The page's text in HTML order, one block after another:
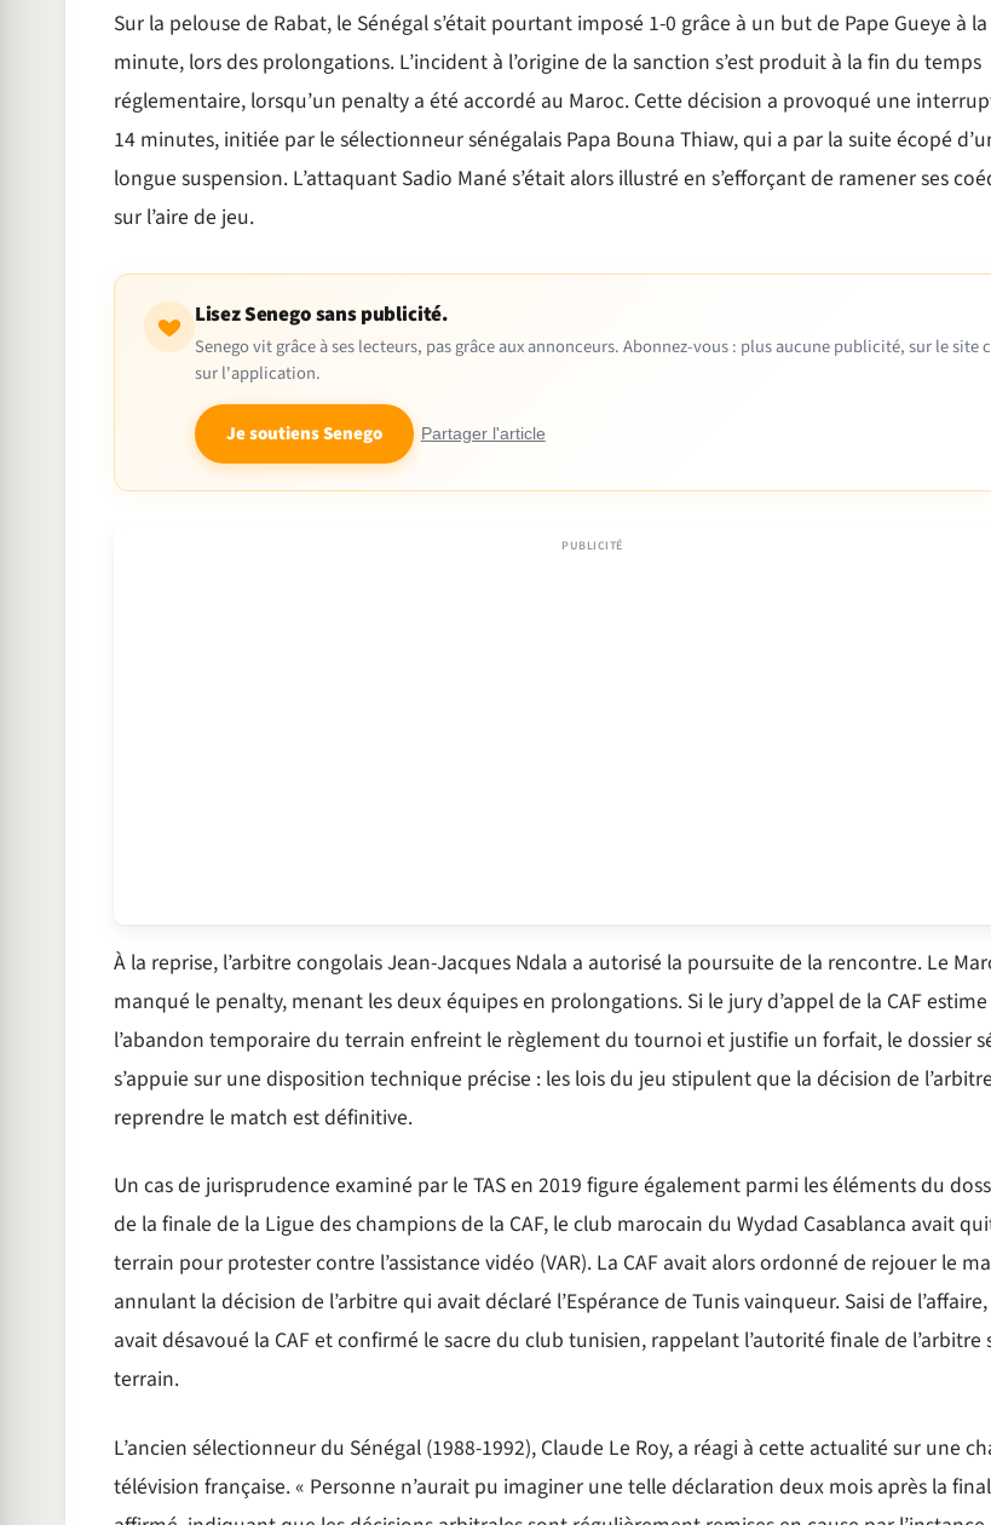
Sur la pelouse de Rabat, le Sénégal s’était pourtant imposé 1-0 grâce à un but de Pape Gueye à
minute, lors des prolongations. L’incident à l’origine de la sanction s’est produit à la fin du temps
réglementaire, lorsqu’un penalty a été accordé au Maroc. Cette décision a provoqué une
14 minutes, initiée par le sélectionneur sénégalais Papa Bouna Thiaw, qui a par la suite écopé
longue suspension. L’attaquant Sadio Mané s’était alors illustré en s’efforçant de ramener ses
sur l’aire de jeu.
Lisez Senego sans publicité.
Senego vit grâce à ses lecteurs, pas grâce aux annonceurs. Abonnez-vous : plus aucune publicité, sur le site
sur l'application.
Je soutiens Senego Partager l'article
À la reprise, l’arbitre congolais Jean-Jacques Ndala a autorisé la poursuite de la rencontre. Le
manqué le penalty, menant les deux équipes en prolongations. Si le jury d’appel de la CAF
l’abandon temporaire du terrain enfreint le règlement du tournoi et justifie un forfait, le dossier
s’appuie sur une disposition technique précise : les lois du jeu stipulent que la décision de
reprendre le match est définitive.
Un cas de jurisprudence examiné par le TAS en 2019 figure également parmi les éléments du
de la finale de la Ligue des champions de la CAF, le club marocain du Wydad Casablanca avait
terrain pour protester contre l’assistance vidéo (VAR). La CAF avait alors ordonné de rejouer le
annulant la décision de l’arbitre qui avait déclaré l’Espérance de Tunis vainqueur. Saisi de l’affaire,
avait désavoué la CAF et confirmé le sacre du club tunisien, rappelant l’autorité finale de l’arbitre
terrain.
L’ancien sélectionneur du Sénégal (1988-1992), Claude Le Roy, a réagi à cette actualité sur une
télévision française. « Personne n’aurait pu imaginer une telle déclaration deux mois après la